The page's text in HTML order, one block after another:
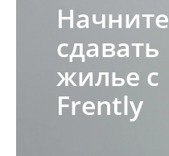
Начните
сдавать
жилье с
Frently